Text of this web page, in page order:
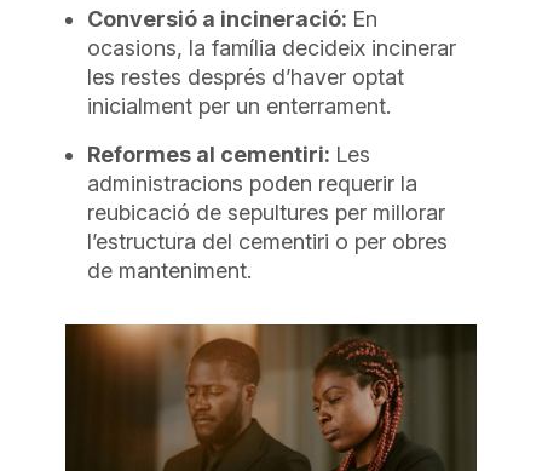
Conversió a incineració: En
ocasions, la família decideix incinerar
les restes després d’haver optat
inicialment per un enterrament.
Reformes al cementiri: Les
administracions poden requerir la
reubicació de sepultures per millorar
l’estructura del cementiri o per obres
de manteniment.